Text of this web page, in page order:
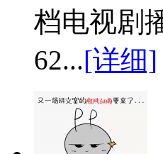
档电视剧
62...[详细]